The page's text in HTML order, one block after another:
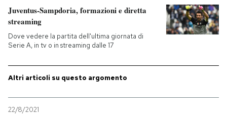
Juventus-Sampdoria, formazioni e diretta
streaming
Dove vedere la partita dell'ultima giornata di
Serie A, in tv o in streaming dalle 17
Altri articoli su questo argomento
22/8/2021